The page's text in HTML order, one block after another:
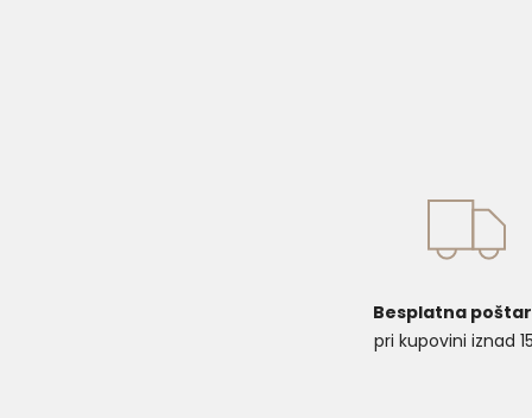
Besplatna
pri kupovini iznad